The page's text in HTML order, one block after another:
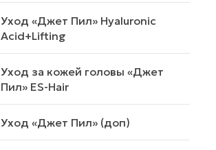
Уход «Джет Пил» Hyaluronic
Acid+Lifting
Уход за кожей головы «Джет
Пил» ES-Hair
Уход «Джет Пил» (доп)